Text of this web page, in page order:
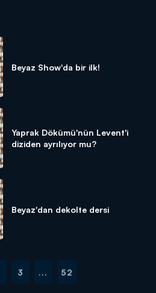
Beyaz Show'da bir ilk!
Yaprak Dökümü'nün Levent'i
diziden ayrılıyor mu?
Beyaz'dan dekolte dersi
3 ... 52